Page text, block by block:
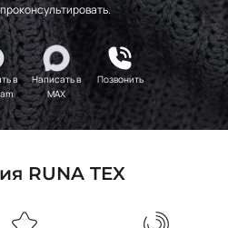
в
Написать в
MAX
Позвонить
RUNA TEX